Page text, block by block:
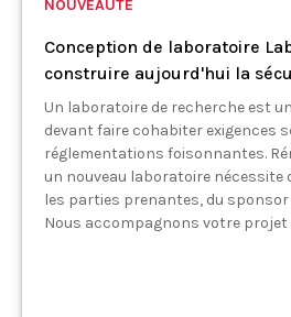
NOUVEAUTÉ
Conception de laboratoire
construire aujourd'hui la
Un laboratoire de recherche est
devant faire cohabiter exigences
réglementations foisonnantes.
un nouveau laboratoire nécessite
les parties prenantes, du
Nous accompagnons votre projet